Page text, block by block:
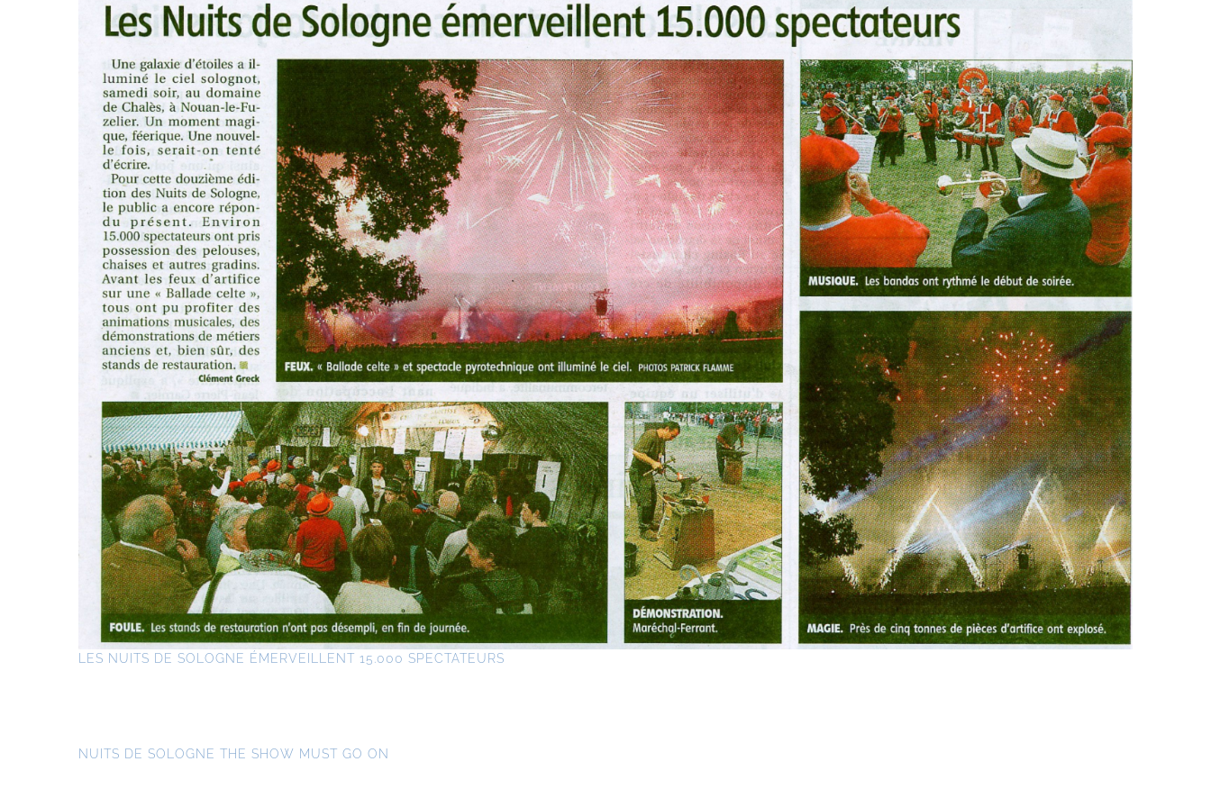
LES NUITS DE SOLOGNE ÉMERVEILLENT 15.000 SPECTATEURS
NUITS DE SOLOGNE THE SHOW MUST GO ON